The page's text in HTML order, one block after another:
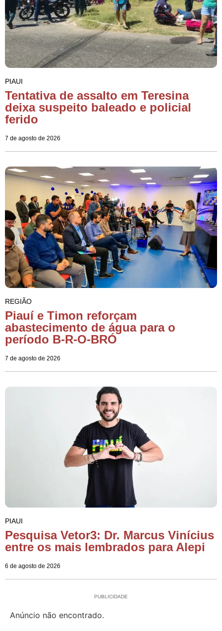
PIAUI
Tentativa de assalto em Teresina
deixa suspeito baleado e policial
ferido
7 de agosto de 2026
REGIÃO
Piauí e Timon reforçam
abastecimento de água para o
período B-R-O-BRÓ
7 de agosto de 2026
PIAUI
Pesquisa Vetor3: Dr. Marcus Vinícius
entre os mais lembrados para Alepi
6 de agosto de 2026
PUBLICIDADE
Anúncio não encontrado.